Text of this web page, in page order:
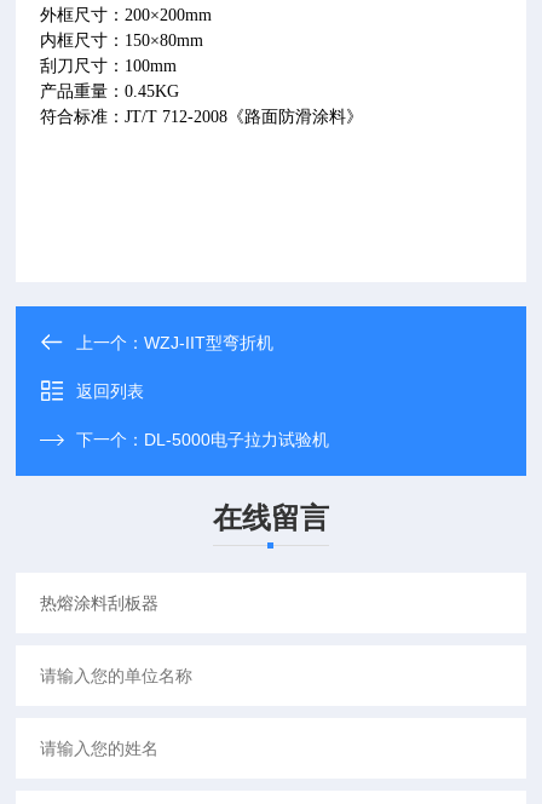
外框尺寸：200×200mm
内框尺寸： 150×80mm
刮刀尺寸： 100mm
产品重量：0.45KG
符合标准：JT/T 712-2008 《路面防滑涂料》
上一个：WZJ-IIT型弯折机
返回列表
下一个： DL-5000电子拉力试验机
在线留言